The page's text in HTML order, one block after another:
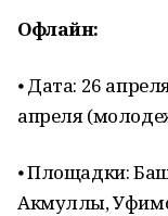
Офлайн:
⦁ Дата: 26
апреля
⦁ Площадки:
Акмуллы,